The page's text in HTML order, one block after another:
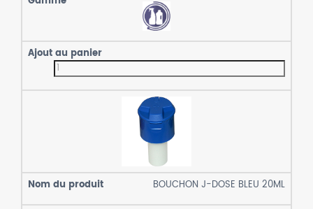
BOUCHON J-DOSE BLEU 20ML